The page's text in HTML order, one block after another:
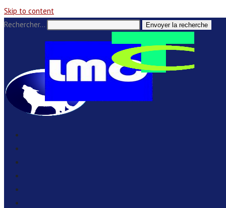
Skip to content
Rechercher…
Envoyer la recherche